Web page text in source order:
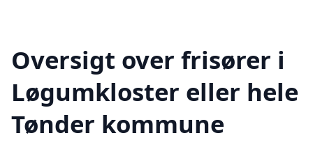
Oversigt over frisører i
Løgumkloster eller hele
Tønder kommune